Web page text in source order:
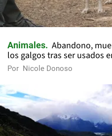
Animales
Abandono,
los galgos tras ser usados
Por Nicole Donoso